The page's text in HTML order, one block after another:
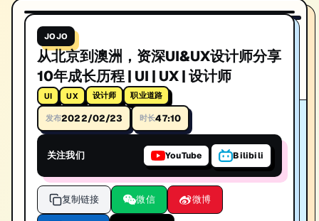
系列: JOJO
从北京到澳洲，资深UI&UX设计师分享10年成长历程 | UI | UX | 设计
标签: UI, UX, 设计师, 职业道路
时长: 47:10
发布日期: 2022/2/23
本视频由匠人学院提供，涵盖UI相关知识点，帮助你系统学习和提升技
播放视频
JOJO
从北京到澳洲，资深UI&UX设计师分享
10年成长历程 | UI | UX | 设计师
UI UX 设计师 职业道路
发布2022/02/23 时长47:10
关注我们 YouTube Bilibili
复制链接 微信 微博